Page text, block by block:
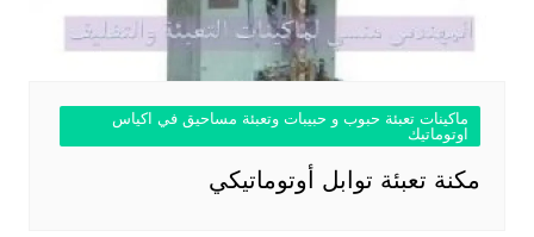
ماكينات تعبئة حبوب و حبيبات وتعبئة مساحيق في اكياس
اوتوماتيك
مكنة تعبئة توابل أوتوماتيكي